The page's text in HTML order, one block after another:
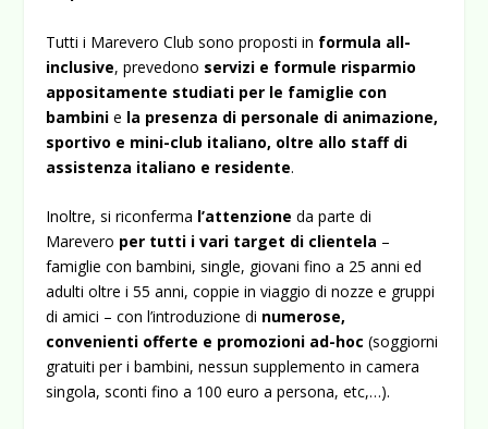
Tutti i Marevero Club sono proposti in formula all-
inclusive, prevedono servizi e formule risparmio
appositamente studiati per le famiglie con
bambini e la presenza di personale di animazione,
sportivo e mini-club italiano, oltre allo staff di
assistenza italiano e residente.
Inoltre, si riconferma l’attenzione da parte di
Marevero per tutti i vari target di clientela –
famiglie con bambini, single, giovani fino a 25 anni ed
adulti oltre i 55 anni, coppie in viaggio di nozze e gruppi
di amici – con l’introduzione di numerose,
convenienti offerte e promozioni ad-hoc(soggiorni
gratuiti per i bambini, nessun supplemento in camera
singola, sconti fino a 100 euro a persona, etc,…).